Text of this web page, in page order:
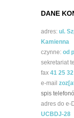
DANE
adres: ul.
Kamienna
czynne: od
sekretariat
fax 41 25
e-mail
spis
adres do e-
UCBDJ-28